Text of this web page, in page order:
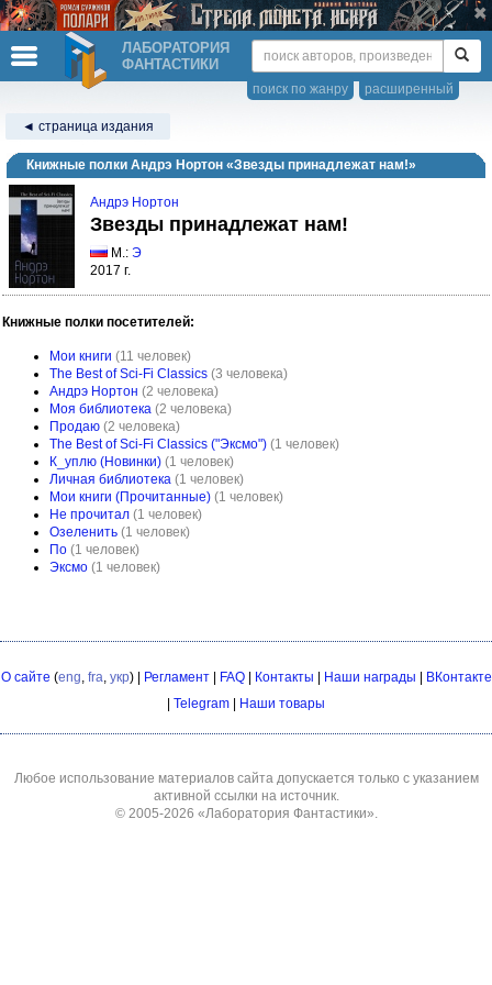
ЛАБОРАТОРИЯ
ФАНТАСТИКИ
расширенный
поиск по жанру
◄ страница издания
Книжные полки Андрэ Нортон «Звезды принадлежат нам!»
Андрэ Нортон
Звезды принадлежат нам!
М.: Э
2017 г.
Книжные полки посетителей:
Мои книги (11 человек)
The Best of Sci-Fi Classics (3 человека)
Андрэ Нортон (2 человека)
Моя библиотека (2 человека)
Продаю (2 человека)
The Best of Sci-Fi Classics ("Эксмо") (1 человек)
К_уплю (Новинки) (1 человек)
Личная библиотека (1 человек)
Мои книги (Прочитанные) (1 человек)
Не прочитал (1 человек)
Озеленить (1 человек)
По (1 человек)
Эксмо (1 человек)
О сайте (eng, fra, укр) | Регламент| FAQ| Контакты Наши награды
ВКонтакте
Telegram Наши товары
Любое использование материалов сайта допускается только с указанием
активной ссылки на источник.
© 2005-2026 «Лаборатория Фантастики».